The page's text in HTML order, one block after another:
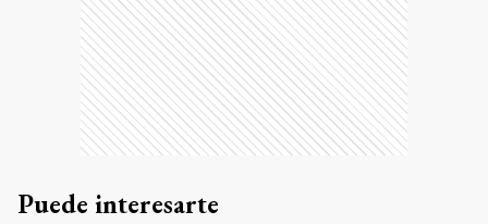
Puede interesarte